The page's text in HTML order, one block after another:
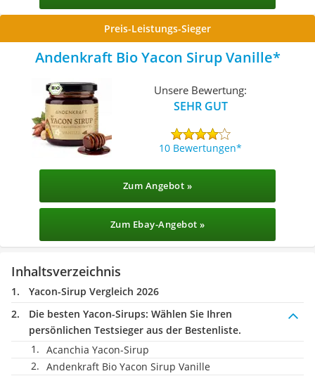
Preis-Leistungs-Sieger
Andenkraft Bio Yacon Sirup Vanille
Unsere Bewertung:
SEHR GUT
10 Bewertungen
Zum Angebot »
Zum Ebay-Angebot »
Inhaltsverzeichnis
Yacon-Sirup Vergleich 2026
Die besten Yacon-Sirups: Wählen Sie Ihren
persönlichen Testsieger aus der Bestenliste.
Acanchia Yacon-Sirup
Andenkraft Bio Yacon Sirup Vanille